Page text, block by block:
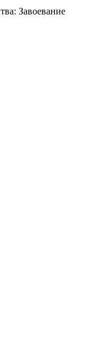
Завоевание